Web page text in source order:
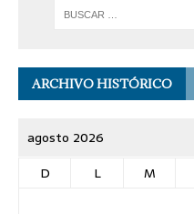
ARCHIVO HISTÓRICO
agosto 2026
D
L M